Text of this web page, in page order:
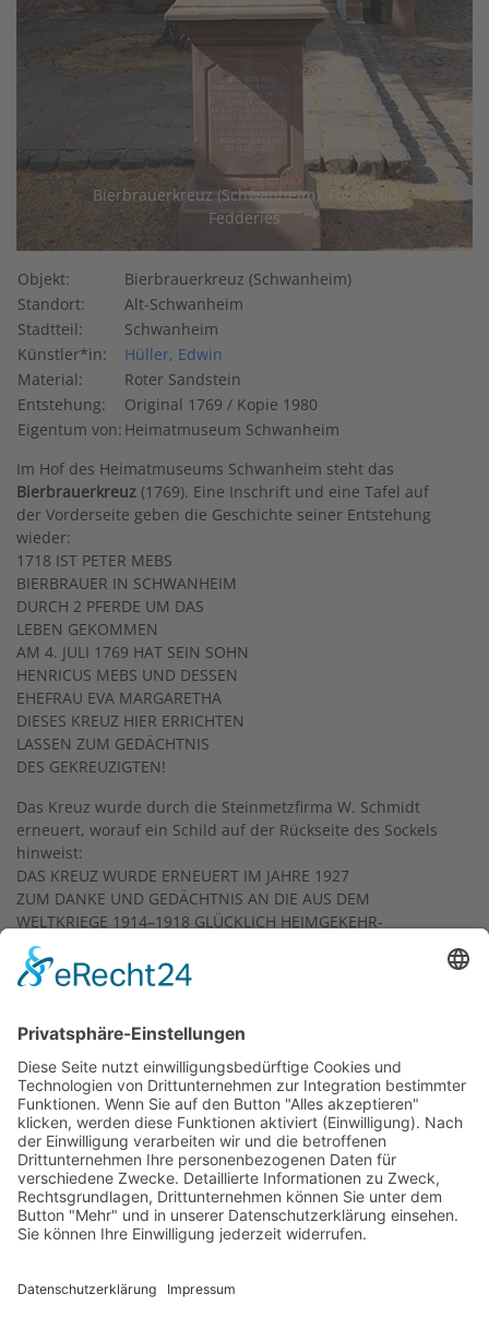
Bierbrauerkreuz (Schwanheim), Foto: Udo
Fedderies
Objekt:
Bierbrauerkreuz (Schwanheim)
Standort:
Alt-Schwanheim
Stadtteil:
Schwanheim
Künstler*in:
Hüller, Edwin
Material:
Roter Sandstein
Entstehung:
Original 1769 / Kopie 1980
Eigentum von: Heimatmuseum Schwanheim
Im Hof des Heimatmuseums Schwanheim steht das
Bierbrauerkreuz (1769). Eine Inschrift und eine Tafel auf
der Vorderseite geben die Geschichte seiner Entstehung
wieder:
1718 IST PETER MEBS
BIERBRAUER IN SCHWANHEIM
DURCH 2 PFERDE UM DAS
LEBEN GEKOMMEN
AM 4. JULI 1769 HAT SEIN SOHN
HENRICUS MEBS UND DESSEN
EHEFRAU EVA MARGARETHA
DIESES KREUZ HIER ERRICHTEN
LASSEN ZUM GEDÄCHTNIS
DES GEKREUZIGTEN!
Das Kreuz wurde durch die Steinmetzfirma W. Schmidt
erneuert, worauf ein Schild auf der Rückseite des Sockels
hinweist:
DAS KREUZ WURDE ERNEUERT IM JAHRE 1927
ZUM DANKE UND GEDÄCHTNIS AN DIE AUS DEM
WELTKRIEGE 1914–1918 GLÜCKLICH HEIMGEKEHR-
TEN KRIEGER
Am 13. Juli 1941 wurde das Kreuz an seinem früheren
gegenüber der Südwestecke des alten Schwanheimer
herabstürzender Lindenast das Werk zu Boden. Daraufhin
blieb es bis 1979 verschollen. Bei einem Besuch in der
Steinmetzfirma R. Schranz entdeckte der Bildhauer Edwin
Hüller das Kreuz zufällig wieder. Er schuf es 1980 neu,
wobei er sich streng an das Vorbild hielt. Der Körper von
Christus ist zusammen mit dem Kreuzstamm und dem
Querbalken aus einem Sandsteinblock gemeißelt. Zur
Jubiläumsfeier 1100 Jahre Schwanheimwurde das
aufgestellt.